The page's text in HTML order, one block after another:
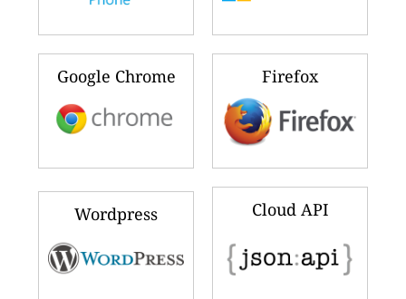
Google Chrome Firefox
Wordpress Cloud API